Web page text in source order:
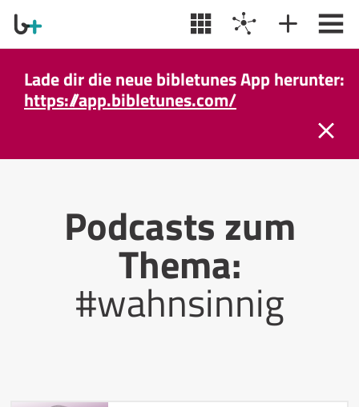
Lade dir die neue bibletunes App herunter:
https://app.bibletunes.com/
Podcasts zum
Thema:
#wahnsinnig